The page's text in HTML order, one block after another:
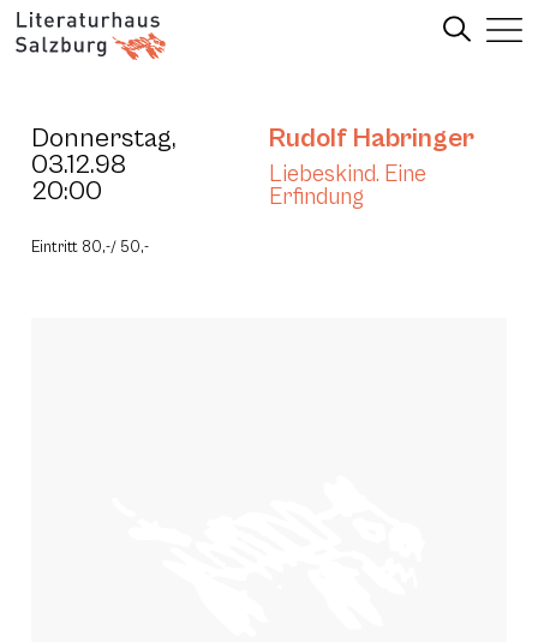
Donnerstag,
03.12.98
20:00
Rudolf Habringer
Liebeskind. Eine
Erfindung
Eintritt 80,-/ 50,-